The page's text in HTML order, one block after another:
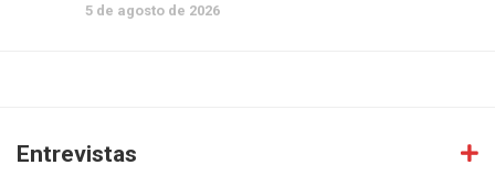
5 de agosto de 2026
Entrevistas